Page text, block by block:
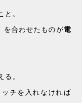
と。
を合わせたものが電
る。
チを入れなければ